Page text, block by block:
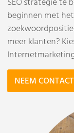
beginnen met
meer klanten?
NEEM